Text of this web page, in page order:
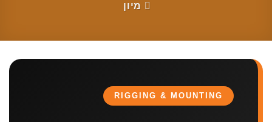
מיון
RIGGING & MOUNTING